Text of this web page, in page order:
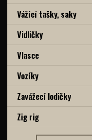
Vážící tašky, saky
Vidličky
Vlasce
Vozíky
Zavážecí lodičky
Zig rig